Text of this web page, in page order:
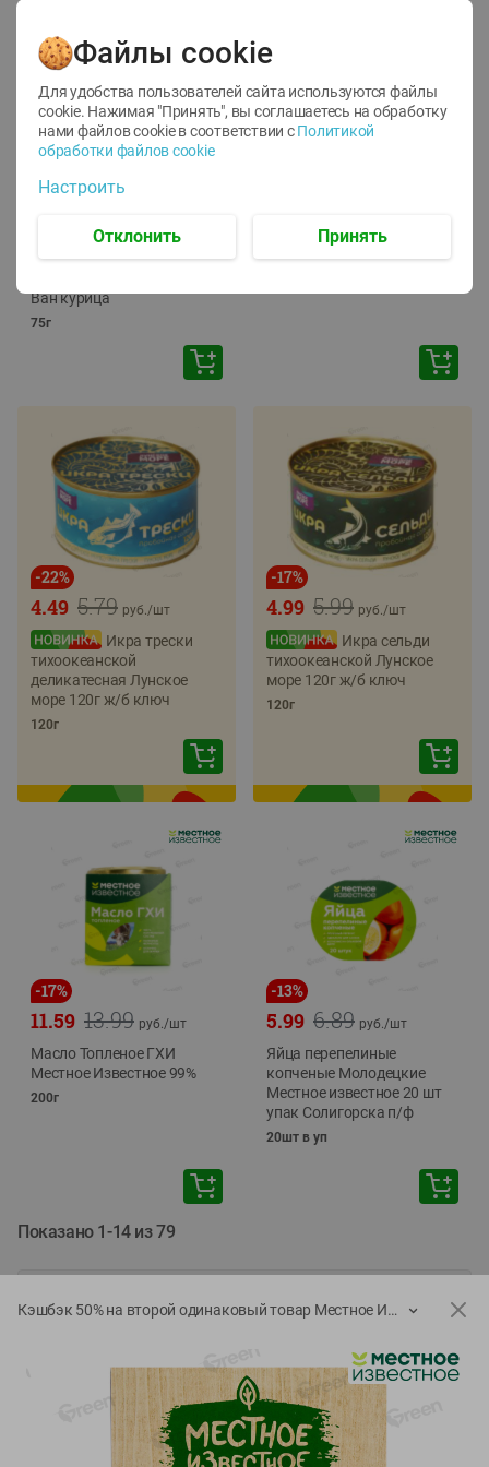
12
1.05 руб./
руб./шт
Корм влаж. для кош. с
Ван курица
75г
ТОФУ Vegetus ТВЕРДЫЙ
-22%
5.79
4.49 руб./шт
Икра трески
тихоокеанской
деликатесная Лунское
море 120г ж/б ключ
120г
-17%
5.99
4.99 руб./шт
Икра сельди
тихоокеанской Лунское
море 120г ж/б ключ
120г
-17%
13.99
11.59 руб./шт
Масло Топленое ГХИ
Местное Известное 99%
200г
-13%
6.89
5.99 руб./шт
Яйца перепелиные
копченые Молодецкие
Местное известное 20 шт
упак Солигорска п/ф
20шт в уп
Показано 1-14 из 79
Каталог товаров
Специально для вас
Кэшбэк 50% на второй одинаковый товар Местное Известное
Файлы cookie
Для удобства пользователей сайта используются файлы
cookie. Нажимая "Принять", вы соглашаетесь на обработку
нами файлов cookie в соответствии с Политикой
обработки файлов cookie
Настроить
Отклонить Принять